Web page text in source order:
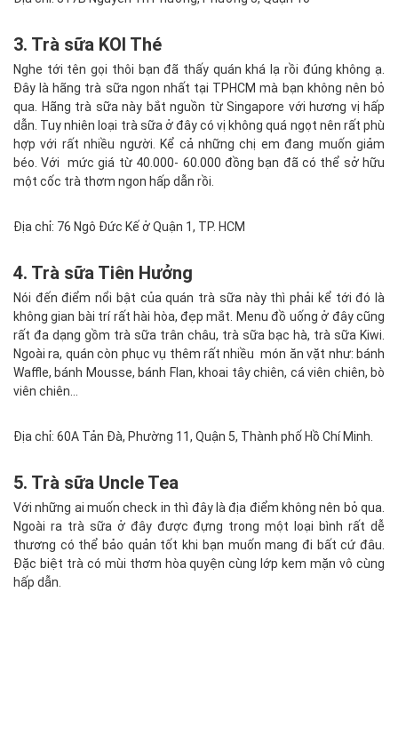
3. Trà sữa KOI Thé
Nghe tới tên gọi thôi bạn đã thấy quán khá lạ rồi đúng không ạ.
Đây là hãng trà sữa ngon nhất tại TPHCM mà bạn không nên bỏ
qua. Hãng trà sữa này bắt nguồn từ Singapore với hương vị hấp
dẫn. Tuy nhiên loại trà sữa ở đây có vị không quá ngọt nên rất phù
hợp với rất nhiều người. Kể cả những chị em đang muốn giảm
béo. Với mức giá từ 40.000- 60.000 đồng bạn đã có thể sở hữu
một cốc trà thơm ngon hấp dẫn rồi.
Địa chỉ: 76 Ngô Đức Kế ở Quận 1, TP. HCM
4. Trà sữa Tiên Hưởng
Nói đến điểm nổi bật của quán trà sữa này thì phải kể tới đó là
không gian bài trí rất hài hòa, đẹp mắt. Menu đồ uống ở đây cũng
rất đa dạng gồm trà sữa trân châu, trà sữa bạc hà, trà sữa Kiwi.
Ngoài ra, quán còn phục vụ thêm rất nhiều món ăn vặt như: bánh
Waffle, bánh Mousse, bánh Flan, khoai tây chiên, cá viên chiên, bò
viên chiên…
Địa chỉ: 60A Tản Đà, Phường 11, Quận 5, Thành phố Hồ Chí Minh.
5. Trà sữa Uncle Tea
Với những ai muốn check in thì đây là địa điểm không nên bỏ qua.
Ngoài ra trà sữa ở đây được đựng trong một loại bình rất dễ
thương có thể bảo quản tốt khi bạn muốn mang đi bất cứ đâu.
Đặc biệt trà có mùi thơm hòa quyện cùng lớp kem mặn vô cùng
hấp dẫn.